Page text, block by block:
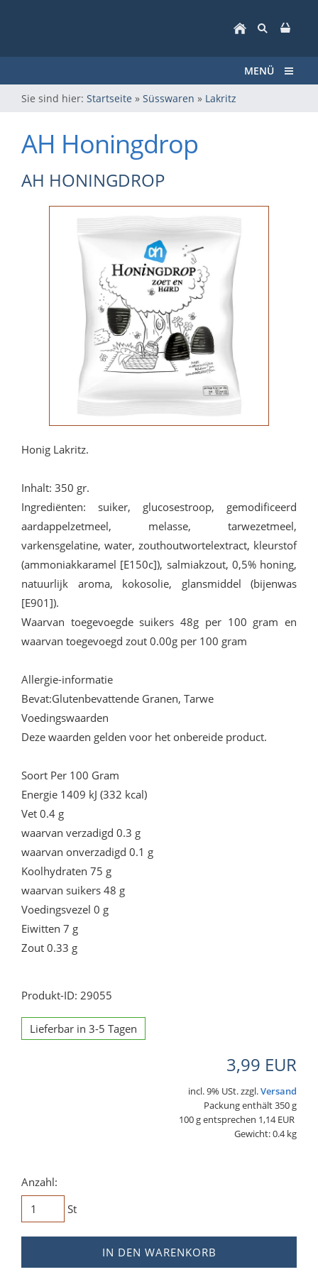
MENÜ
Sie sind hier: Startseite » Süsswaren » Lakritz
AH Honingdrop
AH HONINGDROP
Honig Lakritz.
Inhalt: 350 gr.
Ingrediënten: suiker, glucosestroop, gemodificeerd
aardappelzetmeel, melasse, tarwezetmeel,
varkensgelatine, water, zouthoutwortelextract, kleurstof
(ammoniakkaramel [E150c]), salmiakzout, 0,5% honing,
natuurlijk aroma, kokosolie, glansmiddel (bijenwas
[E901]).
Waarvan toegevoegde suikers 48g per 100 gram en
waarvan toegevoegd zout 0.00g per 100 gram
Allergie-informatie
Bevat:Glutenbevattende Granen, Tarwe
Voedingswaarden
Deze waarden gelden voor het onbereide product.
Soort Per 100 Gram
Energie 1409 kJ (332 kcal)
Vet 0.4 g
waarvan verzadigd 0.3 g
waarvan onverzadigd 0.1 g
Koolhydraten 75 g
waarvan suikers 48 g
Voedingsvezel 0 g
Eiwitten 7 g
Zout 0.33 g
Produkt-ID: 29055
Lieferbar in 3-5 Tagen
3,99 EUR
incl. 9% USt. zzgl.Versand
Packung enthält 350 g
100 g entsprechen 1,14 EUR
Gewicht: 0.4 kg
Anzahl:
St
IN DEN WARENKORB